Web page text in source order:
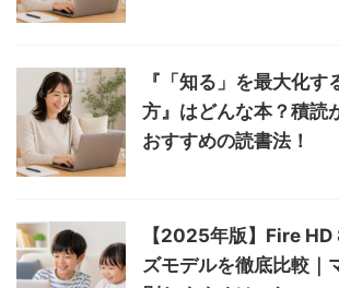
『「知る」を最大化す
方』はどんな本？積読
おすすめの読書法！
【2025年版】Fire HD
ズモデルを徹底比較｜